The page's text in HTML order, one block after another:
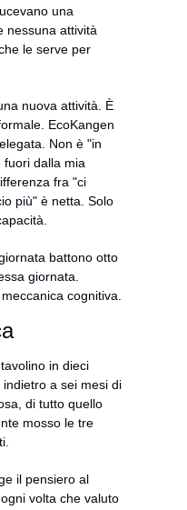
una
nessuna attività
le serve per
nuova attività. È
EcoKangen
Non è "in
dalla mia
fra "ci
più" è netta. Solo
battono otto
giornata.
cognitiva.
in dieci
a sei mesi di
di tutto quello
mosso le tre
il pensiero al
volta che valuto